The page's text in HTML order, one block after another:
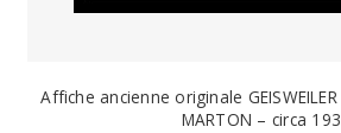
Affiche ancienne originale GEISWEILER
MARTON – circa